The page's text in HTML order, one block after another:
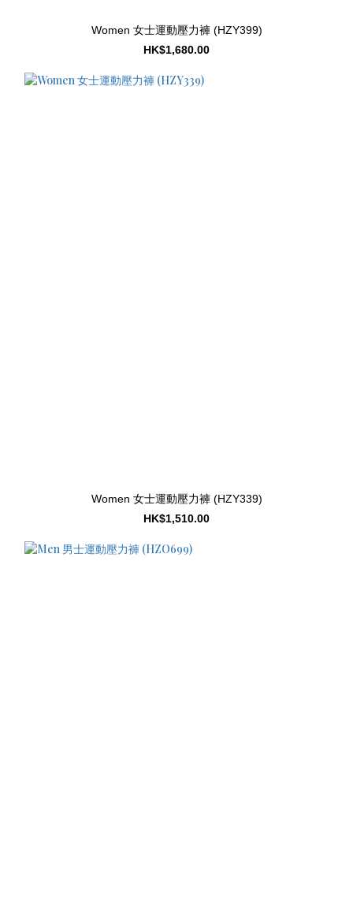
Women 女士運動壓力褲 (HZY399)
HK$1,680.00
Women 女士運動壓力褲 (HZY339)
HK$1,510.00